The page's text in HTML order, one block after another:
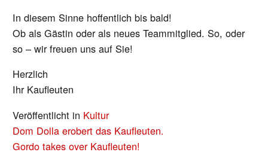
In diesem Sinne hoffentlich bis bald!
Ob als Gästin oder als neues Teammitglied. So, oder
so – wir freuen uns auf Sie!
Herzlich
Ihr Kaufleuten
Veröffentlicht in Kultur
BEITRAGS-
NAVIGATION
Dom Dolla erobert das Kaufleuten.
Gordo takes over Kaufleuten!